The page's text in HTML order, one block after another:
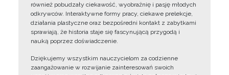
również pobudzały ciekawość, wyobraźnię i pasję młodych
odkrywców. Interaktywne formy pracy, ciekawe prelekcje,
działania plastyczne oraz bezpośredni kontakt z zabytkami
sprawiają, że historia staje się fascynującą przygodą i
nauką poprzez doświadczenie.
Dziękujemy wszystkim nauczycielom za codzienne
zaangażowanie w rozwijanie zainteresowań swoich